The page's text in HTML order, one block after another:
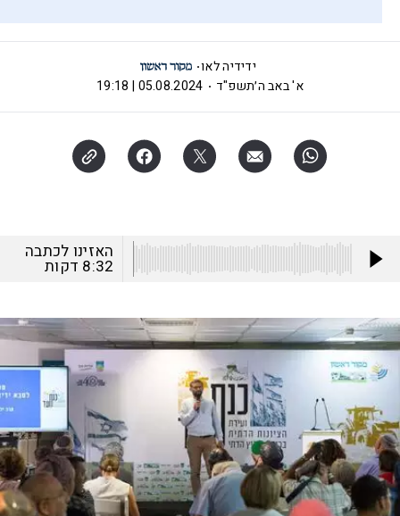
ידידיה לאו
א' באב ה׳תשפ"ד
05.08.2024 | 19:18
האזינו לכתבה
8:32 דקות